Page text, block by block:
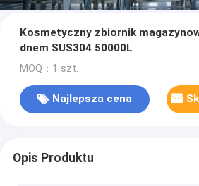
Kosmetyczny zbiornik
dnem SUS304 50000L
MOQ：1 szt.
Najlepsza cena
Opis Produktu